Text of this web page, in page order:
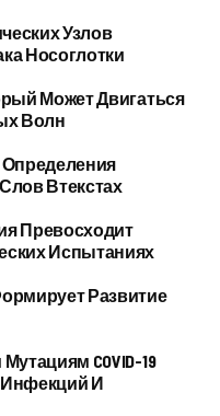
Узлов
Носоглотки
Может Двигаться
Волн
Втекстах
Превосходит
Испытаниях
Развитие
COVID-19
И